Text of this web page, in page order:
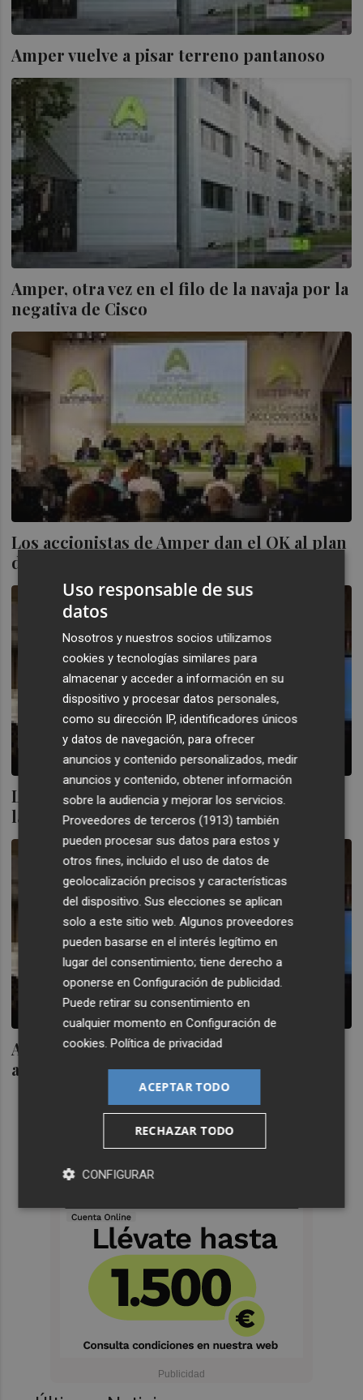
Amper vuelve a pisar terreno pantanoso
Amper, otra vez en el filo de la navaja por la
negativa de Cisco
Los accionistas de Amper dan el OK al plan
de refinanciación y la ampliación
Los administradores de Amper no arrojan
la toalla sobre la tecnológica
Ampliación y plan de refinanciación,
alternativa al concurso de Amper
Uso responsable de sus
datos
Nosotros y nuestros socios utilizamos
cookies y tecnologías similares para
almacenar y acceder a información en su
dispositivo y procesar datos personales,
como su dirección IP, identificadores únicos
y datos de navegación, para ofrecer
anuncios y contenido personalizados, medir
anuncios y contenido, obtener información
sobre la audiencia y mejorar los servicios.
Proveedores de terceros (1913) también
pueden procesar sus datos para estos y
otros fines, incluido el uso de datos de
geolocalización precisos y características
del dispositivo. Sus elecciones se aplican
solo a este sitio web. Algunos proveedores
pueden basarse en el interés legítimo en
lugar del consentimiento; tiene derecho a
oponerse enConfiguración de publicidad
Puede retirar su consentimiento en
cualquier momento enConfiguración de
cookies .Política de privacidad
ACEPTAR TODO
RECHAZAR TODO
CONFIGURAR